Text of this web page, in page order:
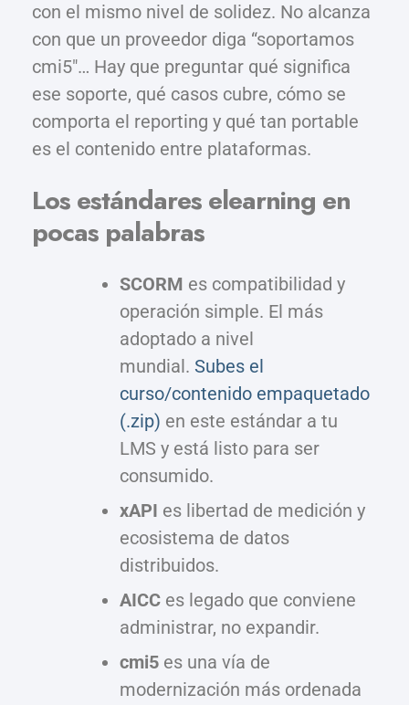
con el mismo nivel de solidez. No alcanza
con que un proveedor diga “soportamos
cmi5″… Hay que preguntar qué significa
ese soporte, qué casos cubre, cómo se
comporta el reporting y qué tan portable
es el contenido entre plataformas.
Los estándares elearning en
pocas palabras
SCORM es compatibilidad y
operación simple. El más
adoptado a nivel
mundial. Subes el
curso/contenido empaquetado
(.zip) en este estándar a tu
LMS y está listo para ser
consumido.
xAPI es libertad de medición y
ecosistema de datos
distribuidos.
AICC es legado que conviene
administrar, no expandir.
cmi5 es una vía de
modernización más ordenada